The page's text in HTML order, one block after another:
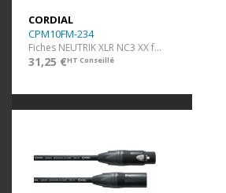
CORDIAL
CPM10FM-234
Fiches NEUTRIK XLR NC3 XX f/m - faible résistance - 10 m
31,25 €HT Conseillé